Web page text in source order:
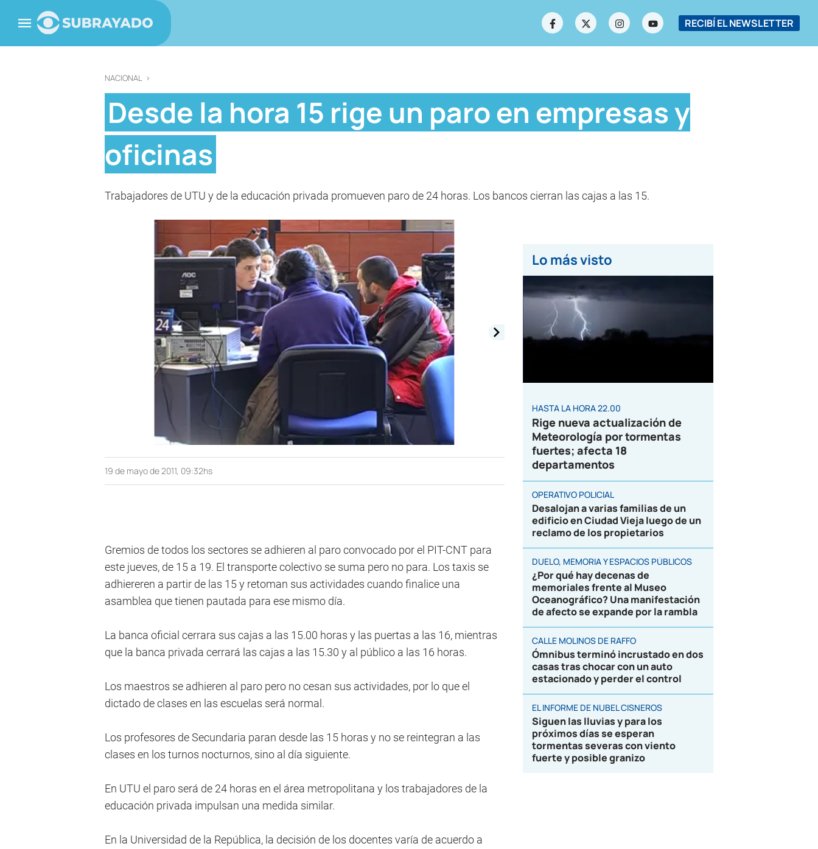
RECIBÍ EL NEWSLETTER
NACIONAL >
Desde la hora 15 rige un paro en empresas y
oficinas
Trabajadores de UTU y de la educación privada promueven paro de 24 horas. Los bancos cierran las cajas a las 15.
19 de mayo de 2011, 09:32hs
Gremios de todos los sectores se adhieren al paro convocado por el PIT-CNT para
este jueves, de 15 a 19. El transporte colectivo se suma pero no para. Los taxis se
adhiereren a partir de las 15 y retoman sus actividades cuando finalice una
asamblea que tienen pautada para ese mismo día.
La banca oficial cerrara sus cajas a las 15.00 horas y las puertas a las 16, mientras
que la banca privada cerrará las cajas a las 15.30 y al público a las 16 horas.
Los maestros se adhieren al paro pero no cesan sus actividades, por lo que el
dictado de clases en las escuelas será normal.
Los profesores de Secundaria paran desde las 15 horas y no se reintegran a las
clases en los turnos nocturnos, sino al día siguiente.
En UTU el paro será de 24 horas en el área metropolitana y los trabajadores de la
educación privada impulsan una medida similar.
En la Universidad de la República, la decisión de los docentes varía de acuerdo a
Lo más visto
HASTA LA HORA 22.00
Rige nueva actualización de
Meteorología por tormentas
fuertes; afecta 18
departamentos
OPERATIVO POLICIAL
Desalojan a varias familias de un
edificio en Ciudad Vieja luego de un
reclamo de los propietarios
DUELO, MEMORIA Y ESPACIOS PÚBLICOS
¿Por qué hay decenas de
memoriales frente al Museo
Oceanográfico? Una manifestación
de afecto se expande por la rambla
CALLE MOLINOS DE RAFFO
Ómnibus terminó incrustado en dos
casas tras chocar con un auto
estacionado y perder el control
EL INFORME DE NUBEL CISNEROS
Siguen las lluvias y para los
próximos días se esperan
tormentas severas con viento
fuerte y posible granizo